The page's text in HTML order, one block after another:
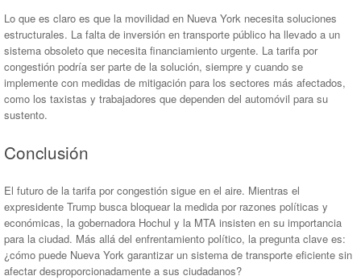
Lo que es claro es que la movilidad en Nueva York necesita soluciones
estructurales. La falta de inversión en transporte público ha llevado a un
sistema obsoleto que necesita financiamiento urgente. La tarifa por
congestión podría ser parte de la solución, siempre y cuando se
implemente con medidas de mitigación para los sectores más afectados,
como los taxistas y trabajadores que dependen del automóvil para su
sustento.
Conclusión
El futuro de la tarifa por congestión sigue en el aire. Mientras el
expresidente Trump busca bloquear la medida por razones políticas y
económicas, la gobernadora Hochul y la MTA insisten en su importancia
para la ciudad. Más allá del enfrentamiento político, la pregunta clave es:
¿cómo puede Nueva York garantizar un sistema de transporte eficiente sin
afectar desproporcionadamente a sus ciudadanos?